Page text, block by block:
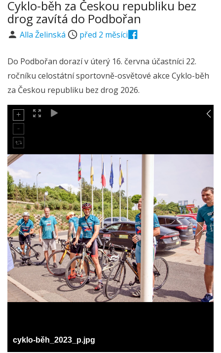
Cyklo-běh za Českou republiku bez
drog zavítá do Podbořan
Alla Želinská před 2 měsíci
Do Podbořan dorazí v úterý 16. června účastníci 22.
ročníku celostátní sportovně-osvětové akce Cyklo-běh
za Českou republiku bez drog 2026.
cyklo-běh_2023_p.jpg